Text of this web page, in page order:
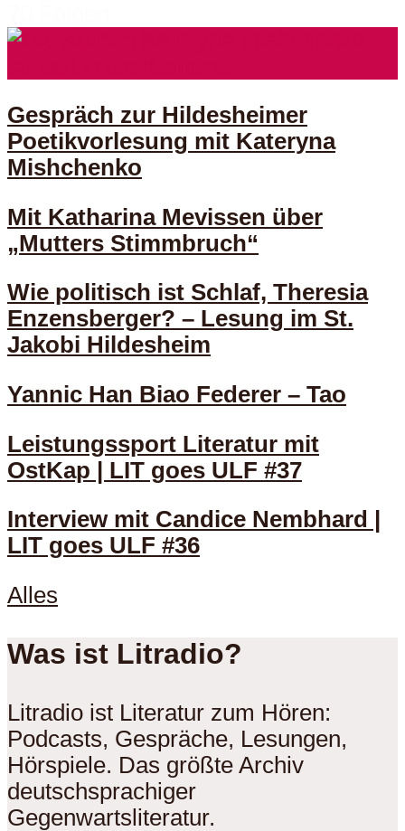
Gespräch zur Hildesheimer
Poetikvorlesung mit Kateryna
Mishchenko
Mit Katharina Mevissen über
„Mutters Stimmbruch“
Wie politisch ist Schlaf, Theresia
Enzensberger? – Lesung im St.
Jakobi Hildesheim
Yannic Han Biao Federer – Tao
Leistungssport Literatur mit
OstKap | LIT goes ULF #37
Interview mit Candice Nembhard |
LIT goes ULF #36
Alles
Was ist Litradio?
Litradio ist Literatur zum Hören:
Podcasts, Gespräche, Lesungen,
Hörspiele. Das größte Archiv
deutschsprachiger
Gegenwartsliteratur.